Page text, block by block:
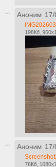
Аноним
198Кб,
Аноним 17/
76Кб,